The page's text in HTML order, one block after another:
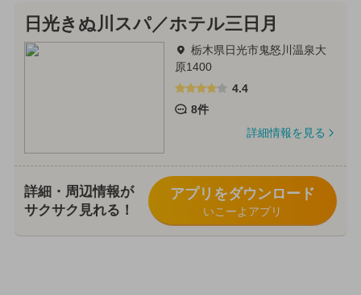
日光きぬ川スパ／ホテル三日月
栃木県日光市鬼怒川温泉大
原1400
4.4
8件
詳細情報を見る
詳細・周辺情報が
サクサク見れる！
アプリをダウンロード
いこーよアプリ